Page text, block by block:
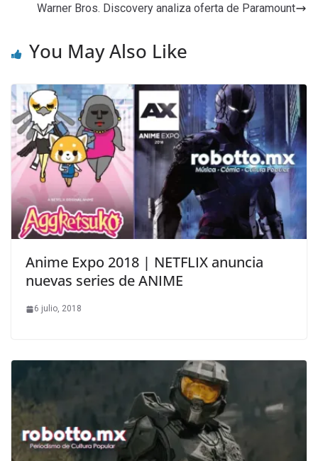
Warner Bros. Discovery analiza oferta de Paramount
You May Also Like
Anime Expo 2018 | NETFLIX anuncia
nuevas series de ANIME
6 julio, 2018